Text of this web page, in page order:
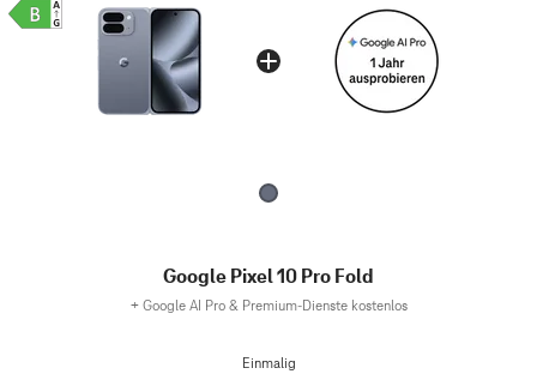
Google Pixel 10 Pro Fold
+ Google AI Pro & Premium-Dienste kostenlos
Einmalig